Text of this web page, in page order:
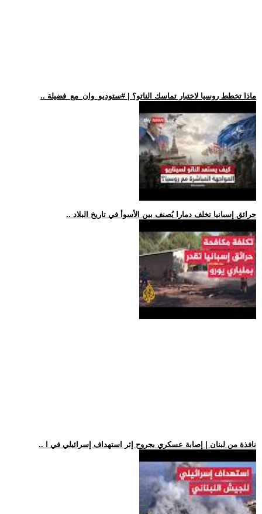
.. ماذا تخطط روسيا لاختبار تماسك الناتو؟ | #ستوديو_وان_مع_فضيلة
.. حرائق إسبانيا تخلف دمارا يُصنف بين الأسوأ في تاريخ البلاد
.. نافذة من لبنان | إصابة عسكري بجروح إثر استهداف إسرائيلي في ا